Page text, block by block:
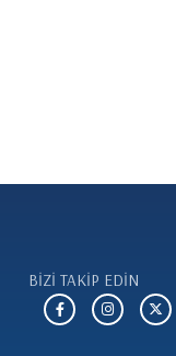
BİZİ TAKİP EDİN